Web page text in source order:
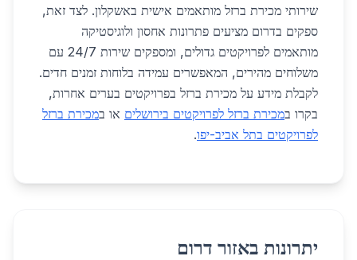
שירותי מכירת ברזל מותאמים אישית באשקלון. לצד זאת,
ספקים בדרום מציעים פתרונות אחסון ולוגיסטיקה
מותאמים לפרויקטים גדולים, ומספקים שירות 24/7 עם
משלוחים מהירים, המאפשרים עמידה בלוחות זמנים חדים.
לקבלת מידע על מכירת ברזל בפרויקטים בערים אחרות,
בקרו במכירת ברזל לפרויקטים בירושלים או במכירת ברזל
לפרויקטים בתל אביב-יפו.
יתרונות באזור דרום